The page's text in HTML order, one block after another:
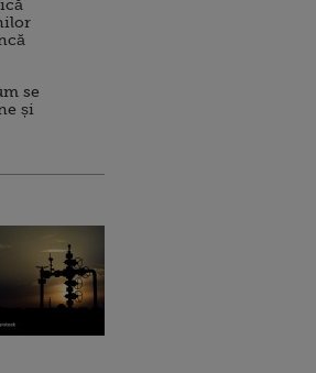
se
și